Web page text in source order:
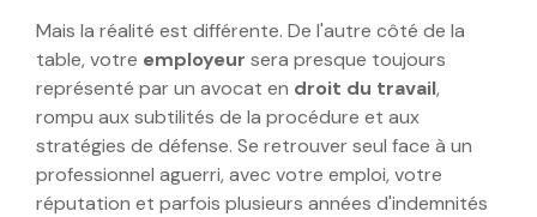
Mais la réalité est différente. De l'autre côté de la
table, votre employeur sera presque toujours
représenté par un avocat en droit du travail,
rompu aux subtilités de la procédure et aux
stratégies de défense. Se retrouver seul face à un
professionnel aguerri, avec votre emploi, votre
réputation et parfois plusieurs années d'indemnités